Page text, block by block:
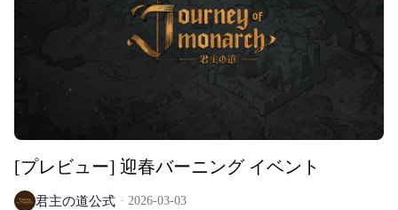
[プレビュー] 迎春バーニング イベント
君主の道公式 2026-03-03